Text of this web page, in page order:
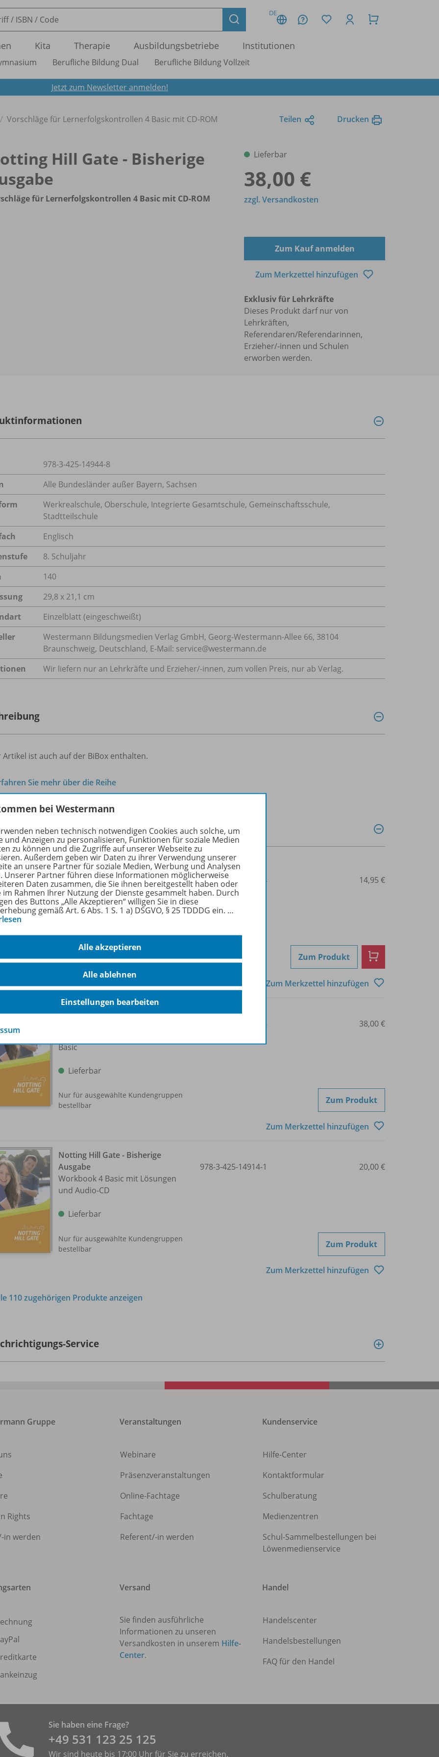
DE
Kita Therapie Ausbildungsbetriebe Institutionen
Berufliche Bildung Dual Berufliche Bildung Vollzeit
Jetzt zum Newsletter anmelden!
Vorschläge für Lernerfolgskontrollen 4 Basic mit CD-ROM Teilen Drucken
Hill Gate - Bisherige
für Lernerfolgskontrollen 4 Basic mit CD-ROM
Lieferbar
38,00 €
zzgl. Versandkosten
Zum Kauf anmelden
Zum Merkzettel hinzufügen
Exklusiv für Lehrkräfte
Dieses Produkt darf nur von
Lehrkräften,
Referendaren/Referendarinnen,
Erzieher/-innen und Schulen
erworben werden.
978-3-425-14944-8
Alle Bundesländer außer Bayern, Sachsen
Werkrealschule, Oberschule, Integrierte Gesamtschule, Gemeinschaftsschule,
Stadtteilschule
Englisch
8. Schuljahr
140
29,8 x 21,1 cm
Einzelblatt (eingeschweißt)
Westermann Bildungsmedien Verlag GmbH, Georg-Westermann-Allee 66, 38104
Braunschweig, Deutschland, E-Mail: service@westermann.de
Wir liefern nur an Lehrkräfte und Erzieher/-innen, zum vollen Preis, nur ab Verlag.
Artikel ist auch auf der BiBox enthalten.
Sie mehr über die Reihe
Produkte
Notting Hill Gate - Bisherige
Ausgabe
Inklusions- und Fördermaterialien 4
mit Audio-CD
978-3-425-14674-4 14,95 €
Zum Produkt
Zum Merkzettel hinzufügen
Notting Hill Gate - Bisherige
Basic
Lieferbar
Nur für ausgewählte Kundengruppen
bestellbar
978-3-425-13996-8 38,00 €
Zum Produkt
Zum Merkzettel hinzufügen
Notting Hill Gate - Bisherige
Ausgabe
Workbook 4 Basic mit Lösungen
und Audio-CD
Lieferbar
Nur für ausgewählte Kundengruppen
bestellbar
978-3-425-14914-1 20,00 €
Zum Produkt
Zum Merkzettel hinzufügen
110 zugehörigen Produkte anzeigen
Service
Gruppe
Rights
-in werden
Veranstaltungen
Webinare
Präsenzveranstaltungen
Online-Fachtage
Fachtage
Referent/-in werden
Kundenservice
Hilfe-Center
Kontaktformular
Schulberatung
Medienzentren
Schul-Sammelbestellungen bei
Löwenmedienservice
Versand
Sie finden ausführliche
Informationen zu unseren
Versandkosten in unserem Hilfe-
Center.
Handel
Handelscenter
Handelsbestellungen
FAQ für den Handel
Sie haben eine Frage?
+49 531 ­123 25 125
Wir sind heute bis 17:00 Uhr für Sie zu erreichen.
bei Westermann
neben technisch notwendigen Cookies auch solche, um
und Anzeigen zu personalisieren, Funktionen für soziale Medien
zu können und die Zugriffe auf unserer Webseite zu
Außerdem geben wir Daten zu ihrer Verwendung unserer
an unsere Partner für soziale Medien, Werbung und Analysen
Unserer Partner führen diese Informationen möglicherweise
Daten zusammen, die Sie ihnen bereitgestellt haben oder
im Rahmen Ihrer Nutzung der Dienste gesammelt haben. Durch
des Buttons „Alle Akzeptieren“ willigen Sie in diese
gemäß Art. 6 Abs. 1 S. 1 a) DSGVO, § 25 TDDDG ein. …
Alle akzeptieren
Alle ablehnen
Einstellungen bearbeiten